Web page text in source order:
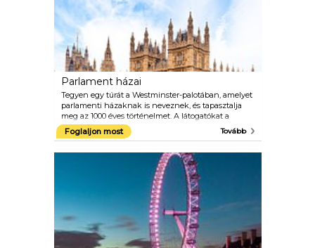
Parlament házai
Tegyen egy túrát a Westminster-palotában, amelyet
parlamenti házaknak is neveznek, és tapasztalja
meg az 1000 éves történelmet. A látogatókat a
Westminster Hallon keresztül fogadják az épületbe,
mielőtt a királynő nyomdokaiba lépne a Parlament
viktoriánus pompáját, és nézze meg a híres zöld
padokat a Commons kamrában. Audioguides és
túrák állnak rendelkezésre angol, francia, német,
olasz, spanyol, orosz és mandarin.
Foglaljon most Tovább